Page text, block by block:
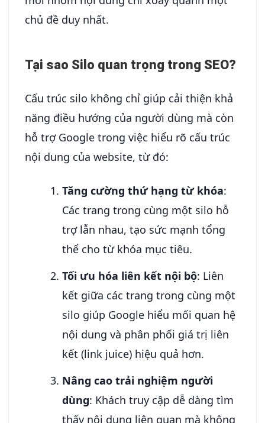
chủ đề duy nhất.
Tại sao Silo quan trọng trong SEO?
Cấu trúc silo không chỉ giúp cải thiện khả
năng điều hướng của người dùng mà còn
hỗ trợ Google trong việc hiểu rõ cấu trúc
nội dung của website, từ đó:
Tăng cường thứ hạng từ khóa:
Các trang trong cùng một silo hỗ
trợ lẫn nhau, tạo sức mạnh tổng
thể cho từ khóa mục tiêu.
Tối ưu hóa liên kết nội bộ: Liên
kết giữa các trang trong cùng một
silo giúp Google hiểu mối quan hệ
nội dung và phân phối giá trị liên
kết (link juice) hiệu quả hơn.
Nâng cao trải nghiệm người
dùng: Khách truy cập dễ dàng tìm
thấy nội dung liên quan mà không